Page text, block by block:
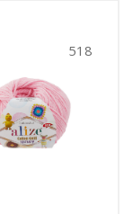
518